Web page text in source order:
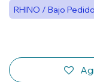
RHINO / Bajo Pedido